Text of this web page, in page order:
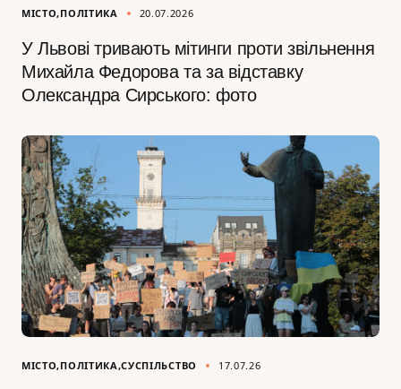
МІСТО ПОЛІТИКА 20.07.2026
У Львові тривають мітинги проти звільнення
Михайла Федорова та за відставку
Олександра Сирського: фото
МІСТО ПОЛІТИКА СУСПІЛЬСТВО 17.07.26